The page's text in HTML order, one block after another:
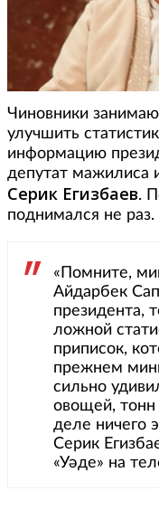
Чиновники
улучшить
информацию
депутат мажилиса
Серик Егизбаев.
поднимался не раз.
«Помните,
Айдарбек
президента,
ложной
приписок,
прежнем
сильно
овощей, тонн
деле ничего
Серик
«Уәде» на